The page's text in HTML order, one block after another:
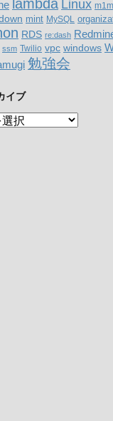
lambda Linux
mint MySQL
RDS re:dash
ssm Twilio vpc windows
勉強会
イブ